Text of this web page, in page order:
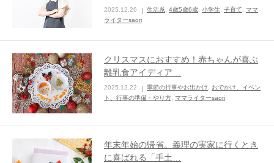
2025.12.26 生活系 4歳5歳6歳 小学生 子育て
ママ
ライターsaori
クリスマスにおすすめ！赤ちゃんが喜ぶ
離乳食アイディア…
2025.12.22 季節の行事やお出かけ, おでかけ、イベン
ト、行事の準備・やり方, ママライターsaori
年末年始の帰省。義理の実家に行くとき
に喜ばれる「手土…
季節の行事やお出かけ
特集
ままてぃ編集部